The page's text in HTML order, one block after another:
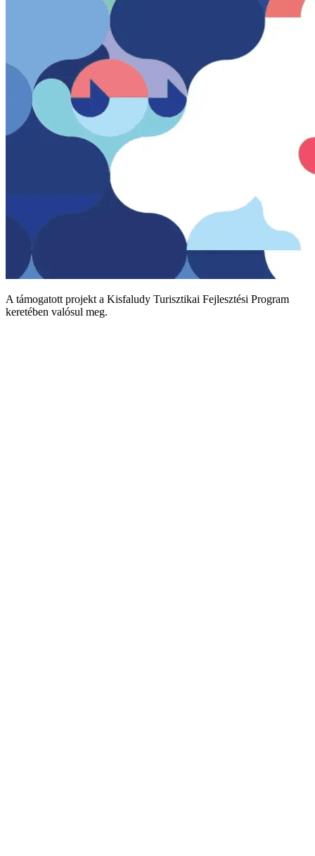
A támogatott projekt a Kisfaludy Turisztikai Fejlesztési Program
keretében valósul meg.